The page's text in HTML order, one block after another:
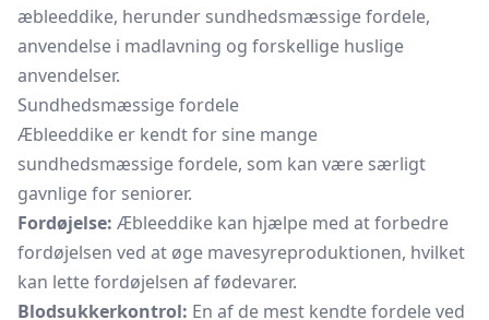
æbleeddike, herunder sundhedsmæssige fordele,
anvendelse i madlavning og forskellige huslige
anvendelser.
Sundhedsmæssige fordele
Æbleeddike er kendt for sine mange
sundhedsmæssige fordele, som kan være særligt
gavnlige for seniorer.
Fordøjelse: Æbleeddike kan hjælpe med at forbedre
fordøjelsen ved at øge mavesyreproduktionen, hvilket
kan lette fordøjelsen af fødevarer.
Blodsukkerkontrol: En af de mest kendte fordele ved